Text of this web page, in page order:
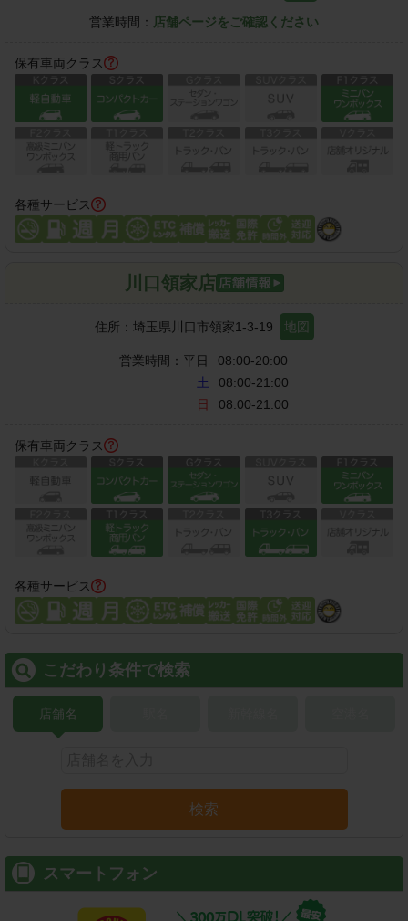
営業時間： 店舗ページをご確認ください
保有車両クラス
各種サービス
川口領家店
住所： 埼玉県川口市領家1-3-19 地図
営業時間： 平日
08:00-20:00
土
08:00-21:00
日
08:00-21:00
保有車両クラス
各種サービス
こだわり条件で検索
店舗名
検索
スマートフォン